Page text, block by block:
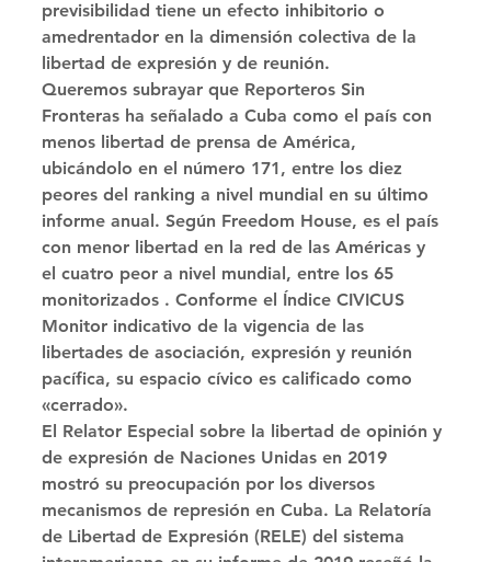
previsibilidad tiene un efecto inhibitorio o
amedrentador en la dimensión colectiva de la
libertad de expresión y de reunión.
Queremos subrayar que Reporteros Sin
Fronteras ha señalado a Cuba como el país con
menos libertad de prensa de América,
ubicándolo en el número 171, entre los diez
peores del ranking a nivel mundial en su último
informe anual. Según Freedom House, es el país
con menor libertad en la red de las Américas y
el cuatro peor a nivel mundial, entre los 65
monitorizados . Conforme el Índice CIVICUS
Monitor indicativo de la vigencia de las
libertades de asociación, expresión y reunión
pacífica, su espacio cívico es calificado como
«cerrado».
El Relator Especial sobre la libertad de opinión y
de expresión de Naciones Unidas en 2019
mostró su preocupación por los diversos
mecanismos de represión en Cuba. La Relatoría
de Libertad de Expresión (RELE) del sistema